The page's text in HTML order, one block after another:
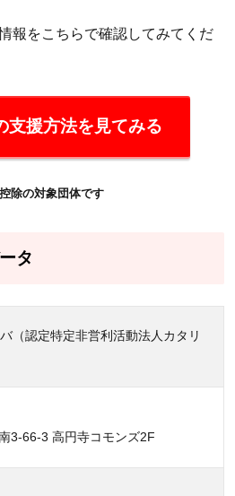
報をこちらで確認してみてくだ
支援方法を見てみる
除の対象団体です
タ
（認定特定非営利活動法人カタリ
3-66-3 高円寺コモンズ2F